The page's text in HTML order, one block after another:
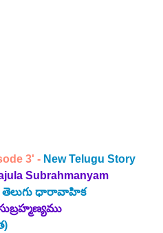
3' - New Telugu Story
Subrahmanyam
తెలుగు ధారావాహిక